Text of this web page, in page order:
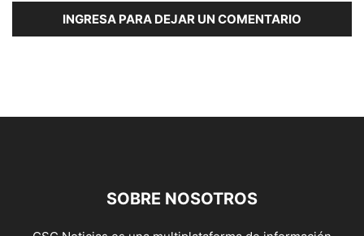
INGRESA PARA DEJAR UN COMENTARIO
SOBRE NOSOTROS